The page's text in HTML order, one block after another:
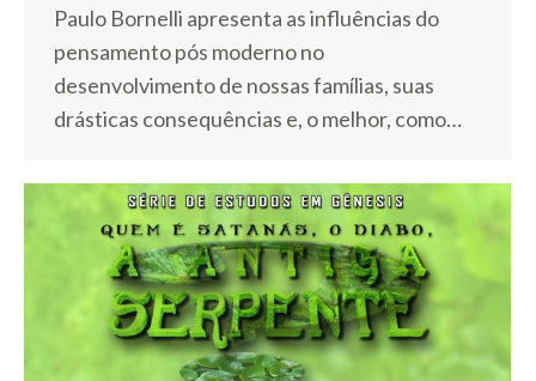
Paulo Bornelli apresenta as influências do
pensamento pós moderno no
desenvolvimento de nossas famílias, suas
drásticas consequências e, o melhor, como…